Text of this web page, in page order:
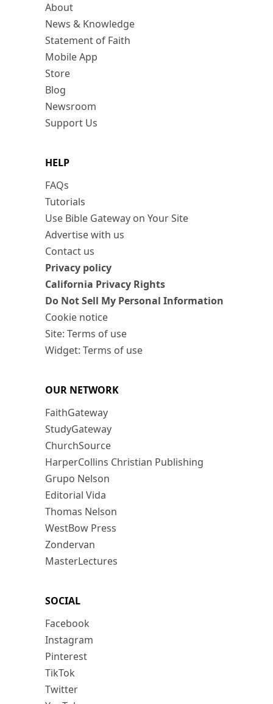
About
News & Knowledge
Statement of Faith
Mobile App
Store
Blog
Newsroom
Support Us
HELP
FAQs
Tutorials
Use Bible Gateway on Your Site
Advertise with us
Contact us
Privacy policy
California Privacy Rights
Do Not Sell My Personal Information
Cookie notice
Site: Terms of use
Widget: Terms of use
OUR NETWORK
FaithGateway
StudyGateway
ChurchSource
HarperCollins Christian Publishing
Grupo Nelson
Editorial Vida
Thomas Nelson
WestBow Press
Zondervan
MasterLectures
SOCIAL
Facebook
Instagram
Pinterest
TikTok
Twitter